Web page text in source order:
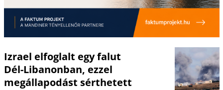
Izrael elfoglalt egy falut
Dél-Libanonban, ezzel
megállapodást sérthetett